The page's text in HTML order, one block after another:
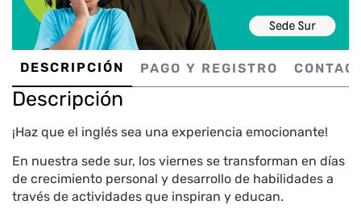
DESCRIPCIÓN PAGO Y REGISTRO
Descripción
¡Haz que el inglés sea una experiencia emocionante!
En nuestra sede sur, los viernes se transforman en días
de crecimiento personal y desarrollo de habilidades a
través de actividades que inspiran y educan.